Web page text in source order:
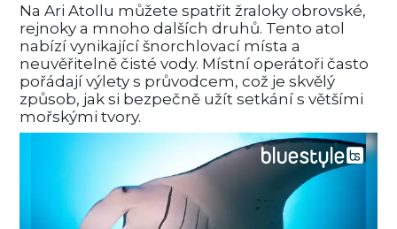
Na Ari Atollu můžete spatřit žraloky obrovské,
rejnoky a mnoho dalších druhů. Tento atol
nabízí vynikající šnorchlovací místa a
neuvěřitelně čisté vody. Místní operátoři často
pořádají výlety s průvodcem, což je skvělý
způsob, jak si bezpečně užít setkání s většími
mořskými tvory.